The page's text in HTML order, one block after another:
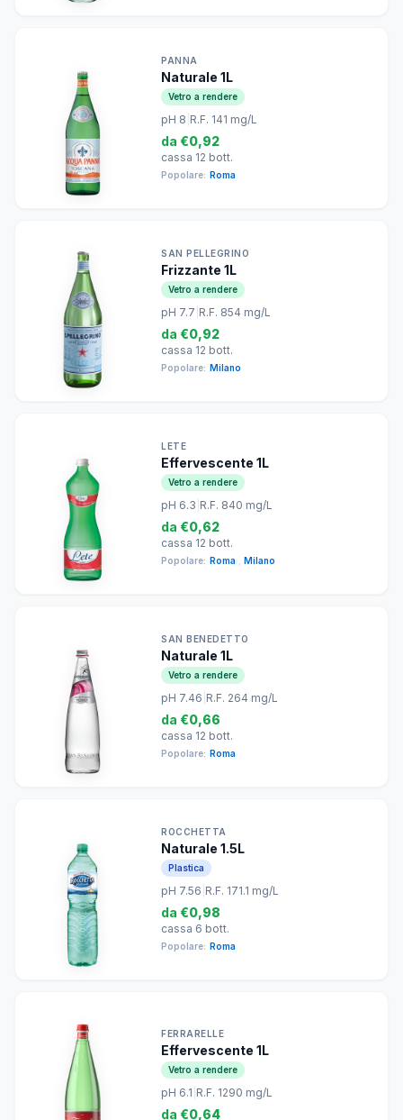
PANNA
Naturale 1L
Vetro a rendere
pH 8 R.F. 141 mg/L
da €0,92
cassa 12 bott.
Popolare: Roma
SAN PELLEGRINO
Frizzante 1L
Vetro a rendere
pH 7.7 R.F. 854 mg/L
da €0,92
cassa 12 bott.
Popolare: Milano
LETE
Effervescente 1L
Vetro a rendere
pH 6.3 R.F. 840 mg/L
da €0,62
cassa 12 bott.
Popolare: Roma Milano
SAN BENEDETTO
Naturale 1L
Vetro a rendere
pH 7.46 R.F. 264 mg/L
da €0,66
cassa 12 bott.
Popolare: Roma
ROCCHETTA
Naturale 1.5L
Plastica
pH 7.56 R.F. 171.1 mg/L
da €0,98
cassa 6 bott.
Popolare: Roma
FERRARELLE
Effervescente 1L
Vetro a rendere
pH 6.1 R.F. 1290 mg/L
da €0,64